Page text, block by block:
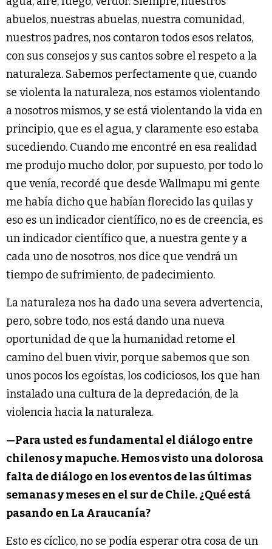
abuelos, nuestras abuelas, nuestra comunidad,
nuestros padres, nos contaron todos esos relatos,
con sus consejos y sus cantos sobre el respeto a la
naturaleza. Sabemos perfectamente que, cuando
se violenta la naturaleza, nos estamos violentando
a nosotros mismos, y se está violentando la vida en
principio, que es el agua, y claramente eso estaba
sucediendo. Cuando me encontré en esa realidad
me produjo mucho dolor, por supuesto, por todo lo
que venía, recordé que desde Wallmapu mi gente
me había dicho que habían florecido las quilas y
eso es un indicador científico, no es de creencia, es
un indicador científico que, a nuestra gente y a
cada uno de nosotros, nos dice que vendrá un
tiempo de sufrimiento, de padecimiento.
La naturaleza nos ha dado una severa advertencia,
pero, sobre todo, nos está dando una nueva
oportunidad de que la humanidad retome el
camino del buen vivir, porque sabemos que son
unos pocos los egoístas, los codiciosos, los que han
instalado una cultura de la depredación, de la
violencia hacia la naturaleza.
—Para usted es fundamental el diálogo entre
chilenos y mapuche. Hemos visto una dolorosa
falta de diálogo en los eventos de las últimas
semanas y meses en el sur de Chile. ¿Qué está
pasando en La Araucanía?
Esto es cíclico, no se podía esperar otra cosa de un